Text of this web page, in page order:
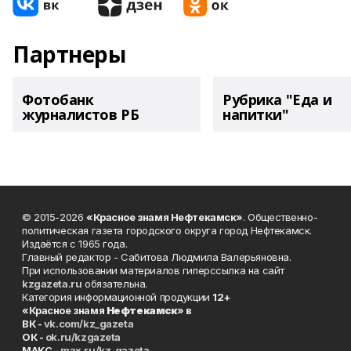
Партнеры
Фотобанк
журналистов РБ
Рубрика "Еда и
напитки"
© 2015-2026 «Красное знамя Нефтекамск». Общественно-
политическая газета городского округа город Нефтекамск.
Издаётся с 1965 года.
Главный редактор - Сабитова Людмила Валерьяновна.
При использовании материалов гиперссылка на сайт
kzgazeta.ru обязательна.
Категория информационной продукции 12+
«Красное знамя Нефтекамск» в
ВК -vk.com/kz_gazeta
ОК - ok.ru/kzgazeta